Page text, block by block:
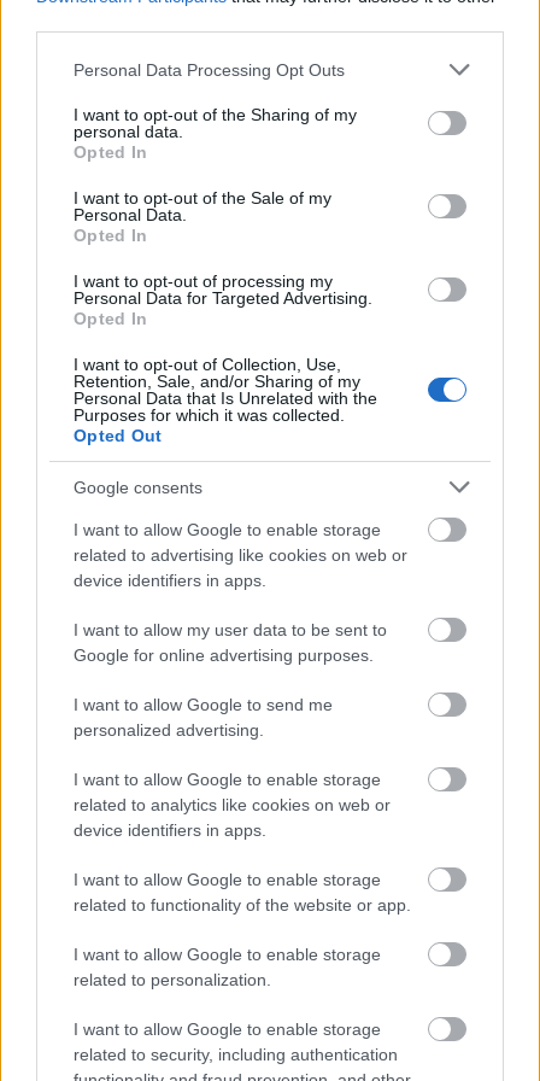
Please note that this website/app uses one or more Google
not limited to your visit or usage behaviour. You may click to
grant or deny consent to Google and its third-party tags to
use your data for below specified purposes in below Google
consent section.
Personal Data Processing Opt Outs
I want to opt-out of the Sharing of my
personal data.
Opted In
I want to opt-out of the Sale of my
Personal Data.
Opted In
I want to opt-out of processing my
Personal Data for Targeted Advertising.
Opted In
I want to opt-out of Collection, Use,
Retention, Sale, and/or Sharing of my
Personal Data that Is Unrelated with the
Purposes for which it was collected.
Opted Out
Google consents
I want to allow Google to enable storage
related to advertising like cookies on web or
device identifiers in apps.
I want to allow my user data to be sent to
Google for online advertising purposes.
I want to allow Google to send me
personalized advertising.
I want to allow Google to enable storage
related to analytics like cookies on web or
device identifiers in apps.
I want to allow Google to enable storage
related to functionality of the website or app.
I want to allow Google to enable storage
related to personalization.
I want to allow Google to enable storage
related to security, including authentication
para manter a forma durante a recuperação de
lesões. É uma forma de baixo impacto de se manter
ativo, reduzindo o stress nas áreas lesionadas. Isto é
vital para quem está a recuperar de cirurgias ou
outras lesões, ajudando a recuperar a força e a
melhorar a mobilidade de forma segura.
nos seus treinos de recuperação. O movimento
suave dos pedais imita o movimento natural,
torna-a uma excelente opção para quem procura
manter-se ativo durante a recuperação.
Melhora a Saúde Cardiovascular
O treino no elíptico é uma forma de excelência para
melhorar a saúde cardiovascular. Envolve o coração e
regular fortalece estes órgãos, garantindo melhor
circulação e fornecimento de oxigénio.
Este tipo de exercício ajuda a aumentar a resistência
e a resistência. Quer prefira cardio em regime
um elíptico pode acomodar as suas necessidades.
Permite-lhe personalizar os seus treinos,
beneficiando a sua saúde cardiovascular no